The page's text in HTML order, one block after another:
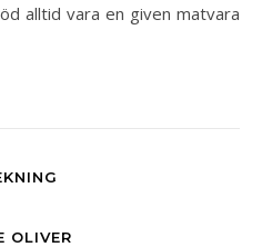
alltid vara en given matvara
OLIVER